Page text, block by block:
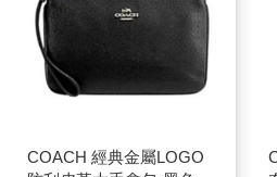
COACH 經典金屬LOGO